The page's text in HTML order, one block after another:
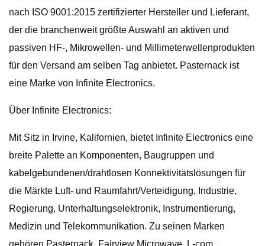
nach ISO 9001:2015 zertifizierter Hersteller und Lieferant,
der die branchenweit größte Auswahl an aktiven und
passiven HF-, Mikrowellen- und Millimeterwellenprodukten
für den Versand am selben Tag anbietet. Pasternack ist
eine Marke von Infinite Electronics.
Über Infinite Electronics:
Mit Sitz in Irvine, Kalifornien, bietet Infinite Electronics eine
breite Palette an Komponenten, Baugruppen und
kabelgebundenen/drahtlosen Konnektivitätslösungen für
die Märkte Luft- und Raumfahrt/Verteidigung, Industrie,
Regierung, Unterhaltungselektronik, Instrumentierung,
Medizin und Telekommunikation. Zu seinen Marken
gehören Pasternack, Fairview Microwave, L-com,